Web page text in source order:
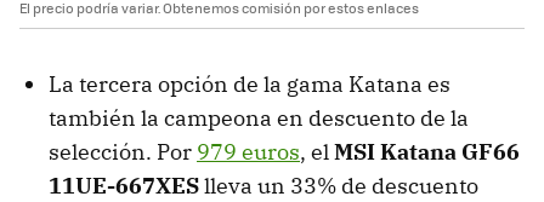
El precio podría variar. Obtenemos comisión por estos enlaces
La tercera opción de la gama Katana es
también la campeona en descuento de la
selección. Por 979 euros, elMSI Katana GF66
11UE-667XESlleva un 33% de descuento